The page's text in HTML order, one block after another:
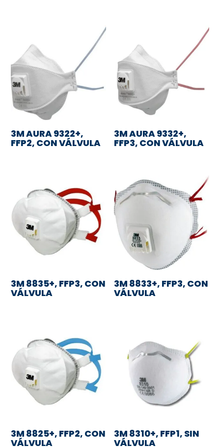
3M AURA 9322+,
FFP2, CON VÁLVULA
3M AURA 9332+,
FFP3, CON VÁLVULA
3M 8835+, FFP3, CON
VÁLVULA
3M 8833+, FFP3, CON
VÁLVULA
3M 8825+, FFP2, CON
VÁLVULA
3M 8310+, FFP1, SIN
VÁLVULA